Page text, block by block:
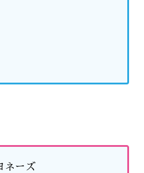
ネーズ